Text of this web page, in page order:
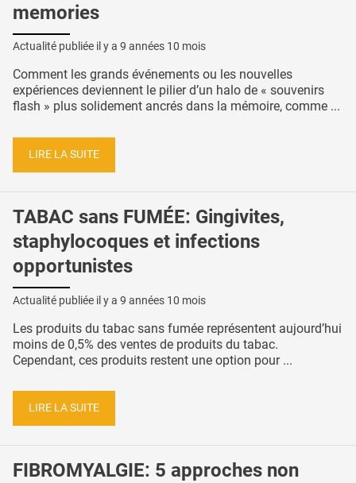
memories
Actualité publiée il y a 9 années 10 mois
Comment les grands événements ou les nouvelles
expériences deviennent le pilier d’un halo de « souvenirs
flash » plus solidement ancrés dans la mémoire, comme ...
LIRE LA SUITE
TABAC sans FUMÉE: Gingivites,
staphylocoques et infections
opportunistes
Actualité publiée il y a 9 années 10 mois
Les produits du tabac sans fumée représentent aujourd’hui
moins de 0,5% des ventes de produits du tabac.
Cependant, ces produits restent une option pour ...
LIRE LA SUITE
FIBROMYALGIE: 5 approches non